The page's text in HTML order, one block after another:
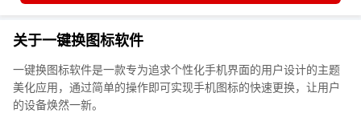
关于一键换图标软件
一键换图标软件是一款专为追求个性化手机界面的用户设计的主题
美化应用，通过简单的操作即可实现手机图标的快速更换，让用户
的设备焕然一新。